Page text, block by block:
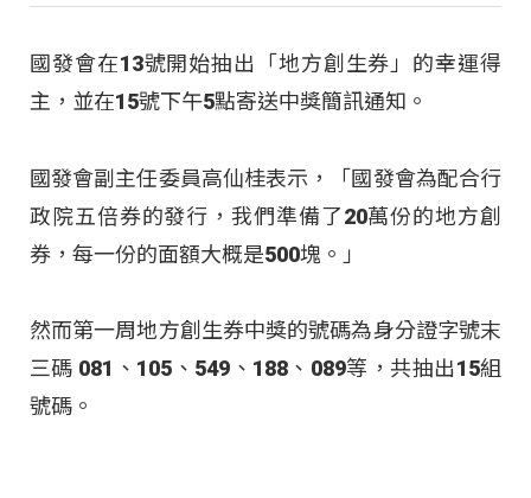
國發會在13號開始抽出「地方創生券」的幸運得
主，並在15號下午5點寄送中獎簡訊通知。
國發會副主任委員高仙桂表示，「國發會為配合行
政院五倍券的發行，我們準備了20萬份的地方創
券，每一份的面額大概是500塊。」
然而第一周地方創生券中獎的號碼為身分證字號末
三碼 081、105、549、188、089等，共抽出15組
號碼。